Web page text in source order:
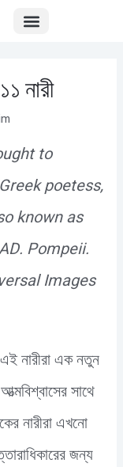
নারী
to
poetess,
known as
Pompeii.
Images
নারীরা এক নতুন
সাথে
নারীরা এখনো
জন্য